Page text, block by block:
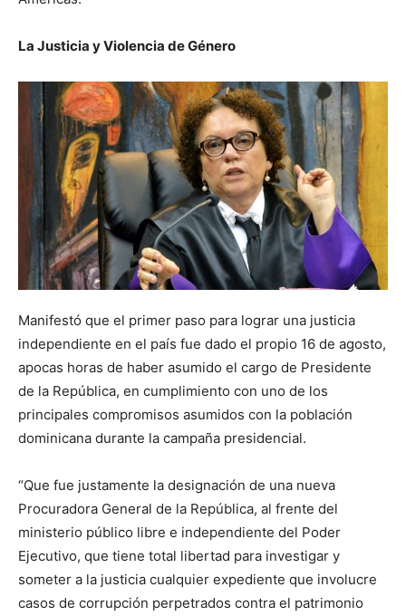
La Justicia y Violencia de Género
Manifestó que el primer paso para lograr una justicia
independiente en el país fue dado el propio 16 de agosto,
apocas horas de haber asumido el cargo de Presidente
de la República, en cumplimiento con uno de los
principales compromisos asumidos con la población
dominicana durante la campaña presidencial.
“Que fue justamente la designación de una nueva
Procuradora General de la República, al frente del
ministerio público libre e independiente del Poder
Ejecutivo, que tiene total libertad para investigar y
someter a la justicia cualquier expediente que involucre
casos de corrupción perpetrados contra el patrimonio